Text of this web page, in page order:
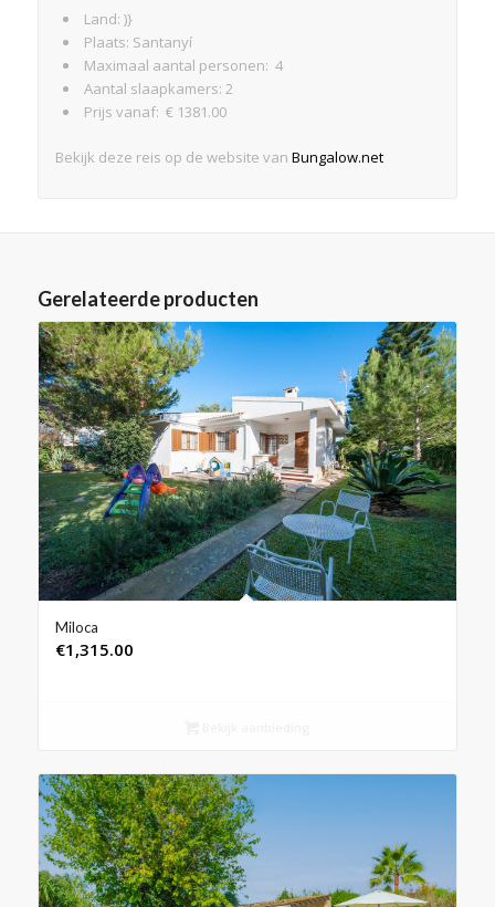
Land: )}
Plaats: Santanyí
Maximaal aantal personen: 4
Aantal slaapkamers: 2
Prijs vanaf: € 1381.00
Bekijk deze reis op de website van Bungalow.net
Gerelateerde producten
Miloca
€1,315.00